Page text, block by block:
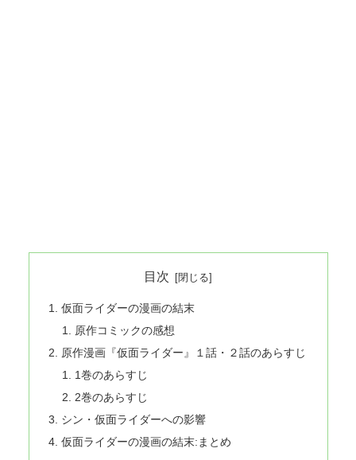
目次
仮面ライダーの漫画の結末
原作コミックの感想
原作漫画『仮面ライダー』１話・２話のあらすじ
1巻のあらすじ
2巻のあらすじ
シン・仮面ライダーへの影響
仮面ライダーの漫画の結末:まとめ